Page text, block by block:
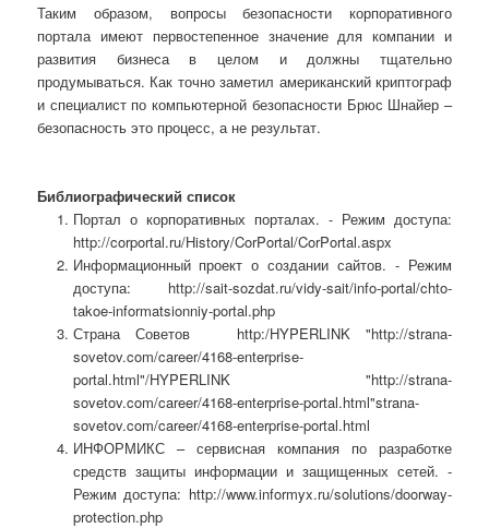
Таким образом, вопросы безопасности корпоративного
портала имеют первостепенное значение для компании и
развития бизнеса в целом и должны тщательно
продумываться. Как точно заметил американский криптограф
и специалист по компьютерной безопасности Брюс Шнайер –
безопасность это процесс, а не результат.
Библиографический список
Портал о корпоративных порталах. - Режим доступа:
http://corportal.ru/History/CorPortal/CorPortal.aspx
Информационный проект о создании сайтов. - Режим
доступа: http://sait-sozdat.ru/vidy-sait/info-portal/chto-
takoe-informatsionniy-portal.php
Страна Советов http:/HYPERLINK "http://strana-
sovetov.com/career/4168-enterprise-
portal.html"/HYPERLINK "http://strana-
sovetov.com/career/4168-enterprise-portal.html"strana-
sovetov.com/career/4168-enterprise-portal.html
ИНФОРМИКС – сервисная компания по разработке
средств защиты информации и защищенных сетей. -
Режим доступа: http://www.informyx.ru/solutions/doorway-
protection.php